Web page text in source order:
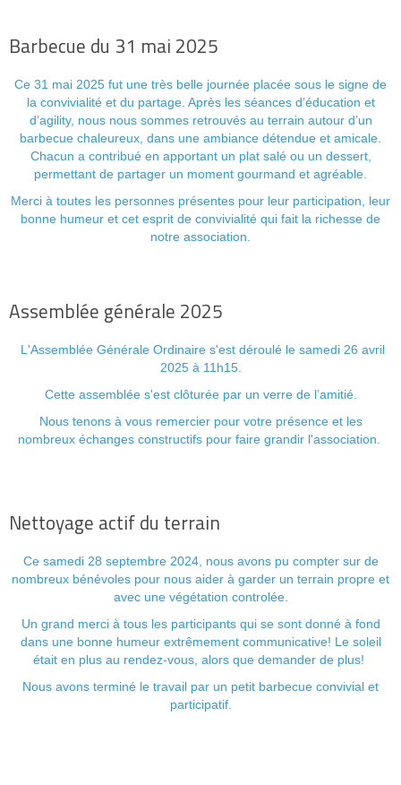
Barbecue du 31 mai 2025
Ce 31 mai 2025 fut une très belle journée placée sous le signe de
la convivialité et du partage. Après les séances d’éducation et
d’agility, nous nous sommes retrouvés au terrain autour d’un
barbecue chaleureux, dans une ambiance détendue et amicale.
Chacun a contribué en apportant un plat salé ou un dessert,
permettant de partager un moment gourmand et agréable.
Merci à toutes les personnes présentes pour leur participation, leur
bonne humeur et cet esprit de convivialité qui fait la richesse de
notre association.
Assemblée générale 2025
L'Assemblée Générale Ordinaire s'est déroulé le samedi 26 avril
2025 à 11h15.
Cette assemblée s'est clôturée par un verre de l’amitié.
Nous tenons à vous remercier pour votre présence et les
nombreux échanges constructifs pour faire grandir l'association.
Nettoyage actif du terrain
Ce samedi 28 septembre 2024, nous avons pu compter sur de
nombreux bénévoles pour nous aider à garder un terrain propre et
avec une végétation controlée.
Un grand merci à tous les participants qui se sont donné à fond
dans une bonne humeur extrêmement communicative! Le soleil
était en plus au rendez-vous, alors que demander de plus!
Nous avons terminé le travail par un petit barbecue convivial et
participatif.